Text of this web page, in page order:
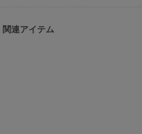
関連アイテム